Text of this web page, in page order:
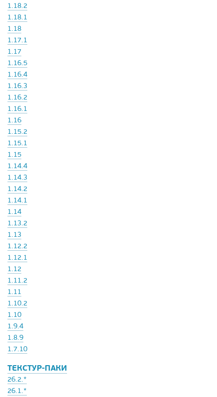
1.18.2
1.18.1
1.18
1.17.1
1.17
1.16.5
1.16.4
1.16.3
1.16.2
1.16.1
1.16
1.15.2
1.15.1
1.15
1.14.4
1.14.3
1.14.2
1.14.1
1.14
1.13.2
1.13
1.12.2
1.12.1
1.12
1.11.2
1.11
1.10.2
1.10
1.9.4
1.8.9
1.7.10
ТЕКСТУР-ПАКИ
26.2.*
26.1.*